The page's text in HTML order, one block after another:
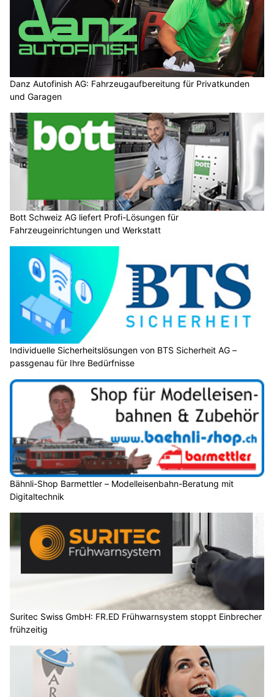
Danz Autofinish AG: Fahrzeugaufbereitung für Privatkunden
und Garagen
Bott Schweiz AG liefert Profi-Lösungen für
Fahrzeugeinrichtungen und Werkstatt
Individuelle Sicherheitslösungen von BTS Sicherheit AG –
passgenau für Ihre Bedürfnisse
Bähnli-Shop Barmettler – Modelleisenbahn-Beratung mit
Digitaltechnik
Suritec Swiss GmbH: FR.ED Frühwarnsystem stoppt Einbrecher
frühzeitig